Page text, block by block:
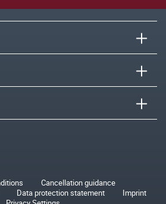
Cancellation guidance
Data protection statement
Imprint